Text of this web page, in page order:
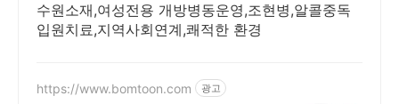
수원소재,여성전용 개방병동운영,조현병,알콜중독
입원치료,지역사회연계,쾌적한 환경
https://www.bomtoon.com 광고